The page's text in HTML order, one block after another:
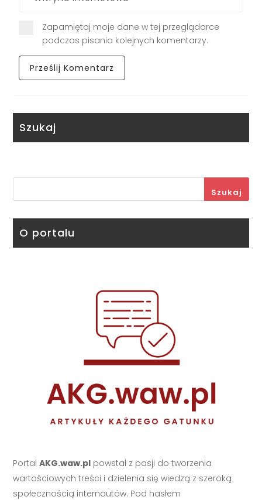
Zapamiętaj moje dane w tej przeglądarce
podczas pisania kolejnych komentarzy.
Szukaj
Szukaj
O portalu
PortalAKG.waw.pl powstał z pasji do tworzenia
wartościowych treści i dzielenia się wiedzą z szeroką
społecznością internautów. Pod hasłem